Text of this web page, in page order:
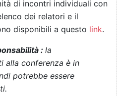
di incontri individuali con
dei relatori e il
disponibili a questo link.
: la
alla conferenza è in
potrebbe essere